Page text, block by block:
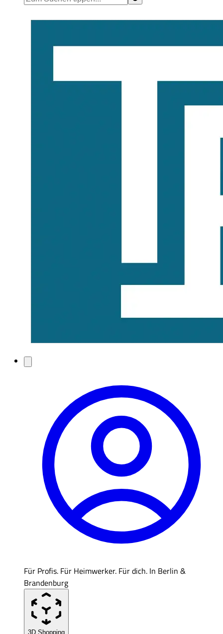
Für Profis. Für Heimwerker. Für dich. In Berlin &
Brandenburg
3D Shopping